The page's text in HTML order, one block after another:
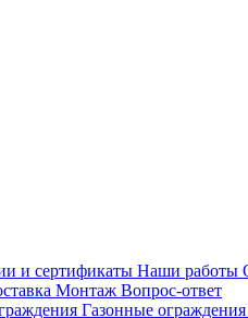
и сертификаты Наши работы
Монтаж Вопрос-ответ
Газонные ограждения